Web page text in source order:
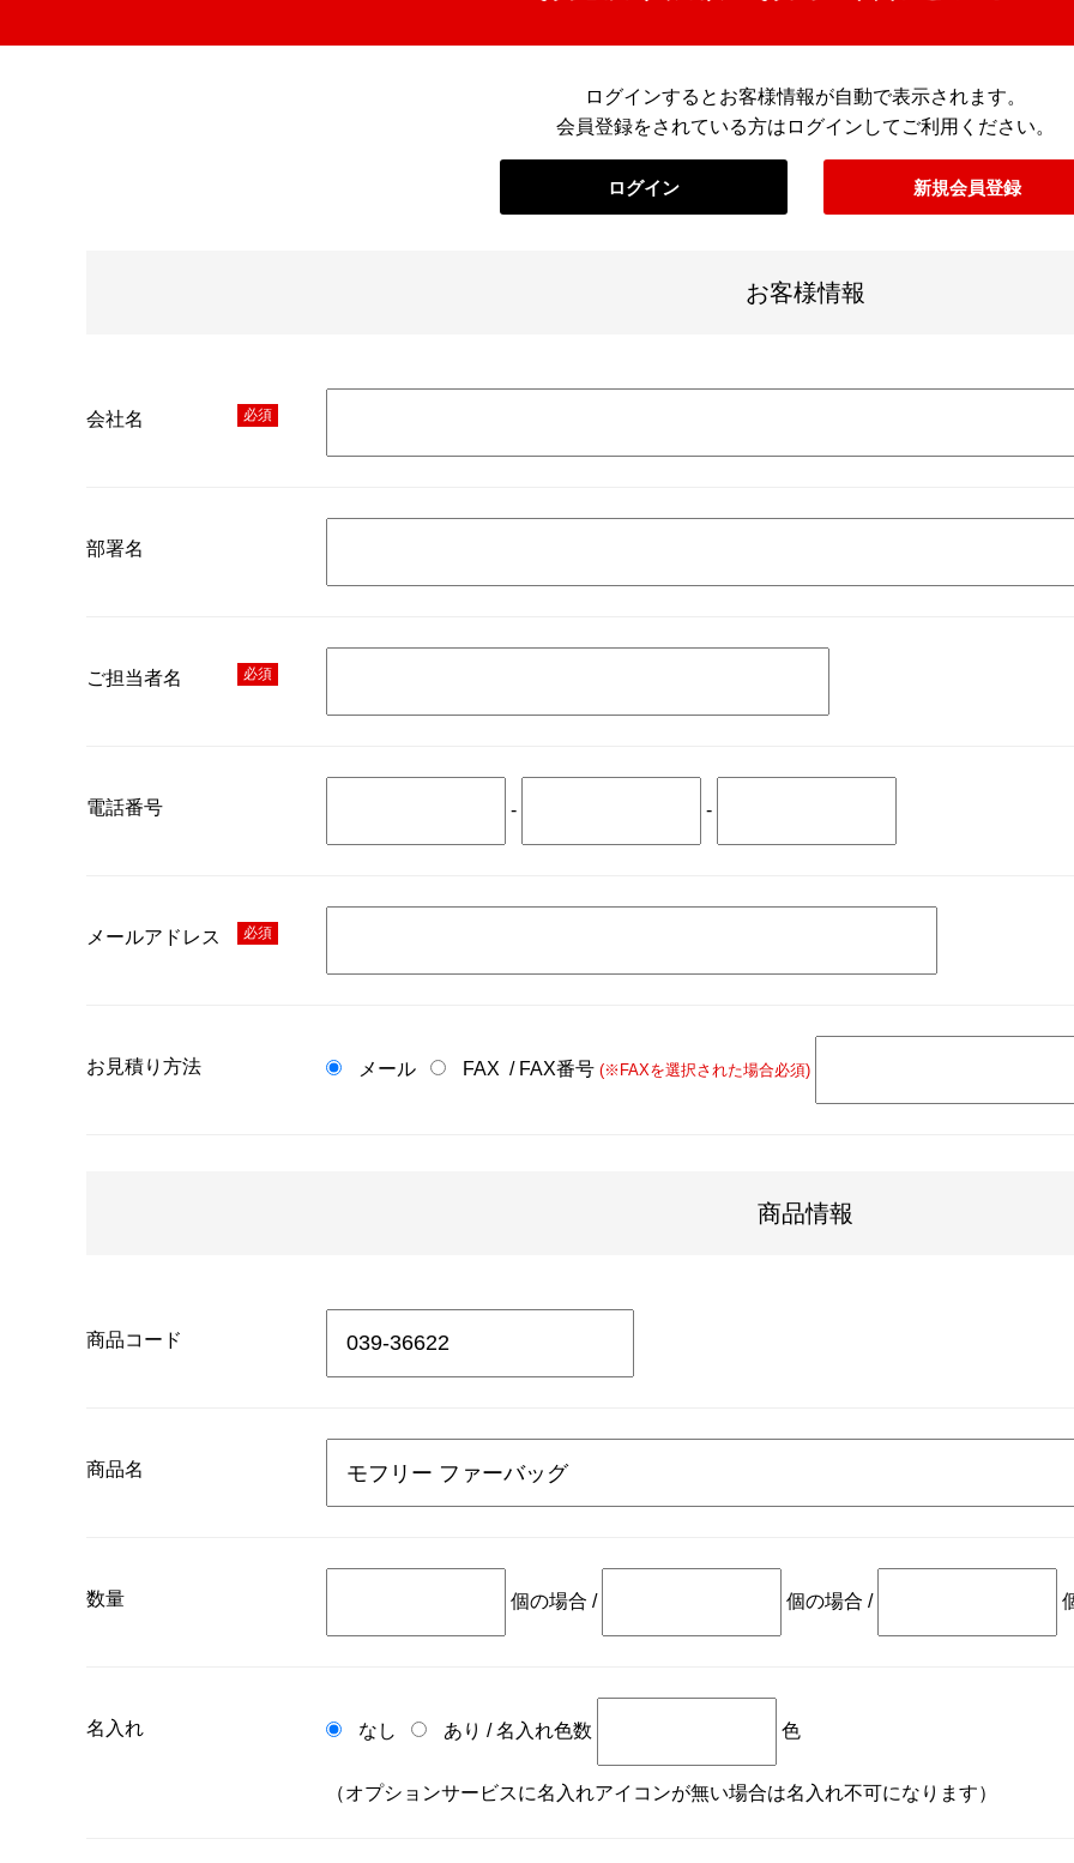
ログインするとお客様情報が自動で表示されます。
会員登録をされている方はログインしてご利用ください。
ログイン 新規会員登録
お客様情報
会社名 必須
部署名
ご担当者名 必須
電話番号 - -
メールアドレス 必須
お見積り方法 メール FAX / FAX番号 (※FAXを選択された場合必須)
商品情報
商品コード
商品名
数量 個の場合 / 個の場合 /
名入れ なし あり /名入れ色数 色
（オプションサービスに名入れアイコンが無い場合は名入れ不可になります）